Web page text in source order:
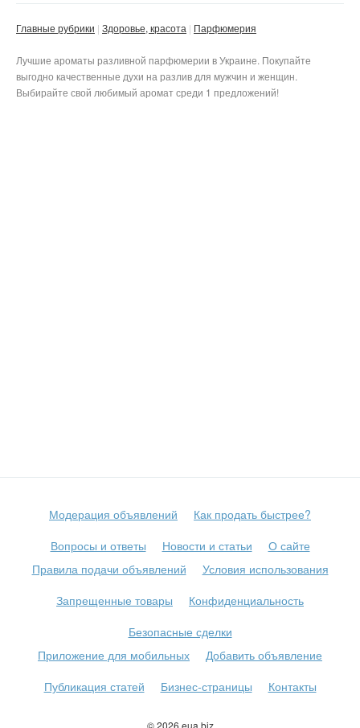
Главные рубрики Здоровье, красота Парфюмерия
Лучшие ароматы разливной парфюмерии в Украине. Покупайте
выгодно качественные духи на разлив для мужчин и женщин.
Выбирайте свой любимый аромат среди 1 предложений!
© 2026 eua.biz
Модерация объявлений
Как продать быстрее?
Вопросы и ответы
Новости и статьи
О сайте
Правила подачи объявлений
Условия использования
Запрещенные товары
Конфиденциальность
Безопасные сделки
Приложение для мобильных
Добавить объявление
Публикация статей
Бизнес-страницы Контакты